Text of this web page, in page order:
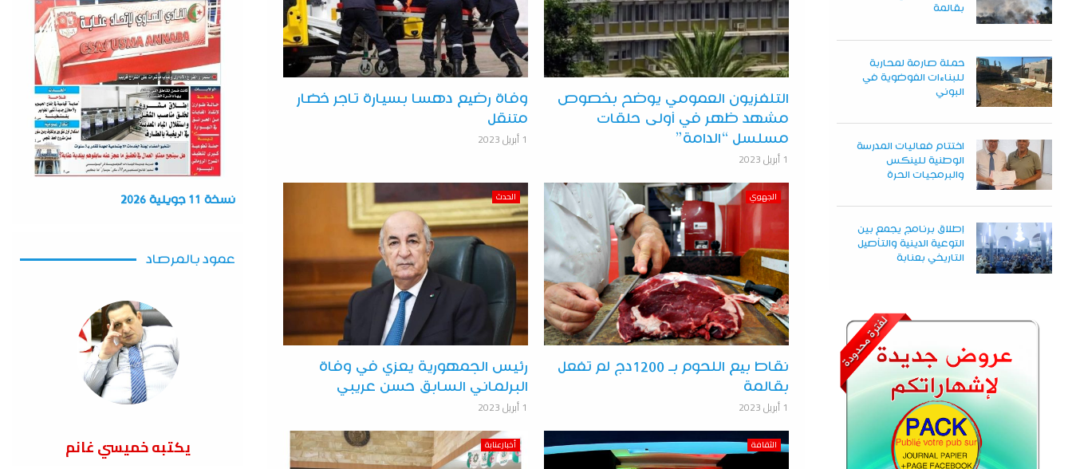
التلفزيون العمومي يوضح بخصوص
مشهد ظهر في أولى حلقات
مسلسل “الدامة”
1 أبريل 2023
وفاة رضيع دهسا بسيارة تاجر خضار
متنقل
1 أبريل 2023
الجهوي
نقاط بيع اللحوم بـ 1200دج لم تفعل
بقالمة
1 أبريل 2023
الحدث
رئيس الجمهورية يعزي في وفاة
البرلماني السابق حسن عريبي
1 أبريل 2023
الثقافة أخبارعنابة
بقالمة
حملة صارمة لمحاربة
للبناءات الفوضوية في
البوني
اختتام فعاليات المدرسة
الوطنية للينكس
والبرمجيات الحرة
إطلاق برنامج يجمع بين
التوعية الدينية والتأصيل
التاريخي بعنابة
نسخة 11 جويلية 2026
عمود بالمرصاد
يكتبه خميسي غانم